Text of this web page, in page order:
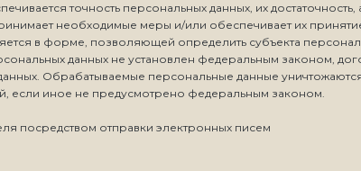
точность персональных данных, их
необходимые меры и/или обеспечивает их
в форме, позволяющей определить субъекта
данных не установлен федеральным законом,
Обрабатываемые персональные данные
если иное не предусмотрено федеральным законом.
посредством отправки электронных писем